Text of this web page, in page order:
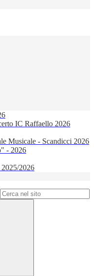
IC Raffaello 2026
Musicale - Scandicci 2026
- 2026
2026